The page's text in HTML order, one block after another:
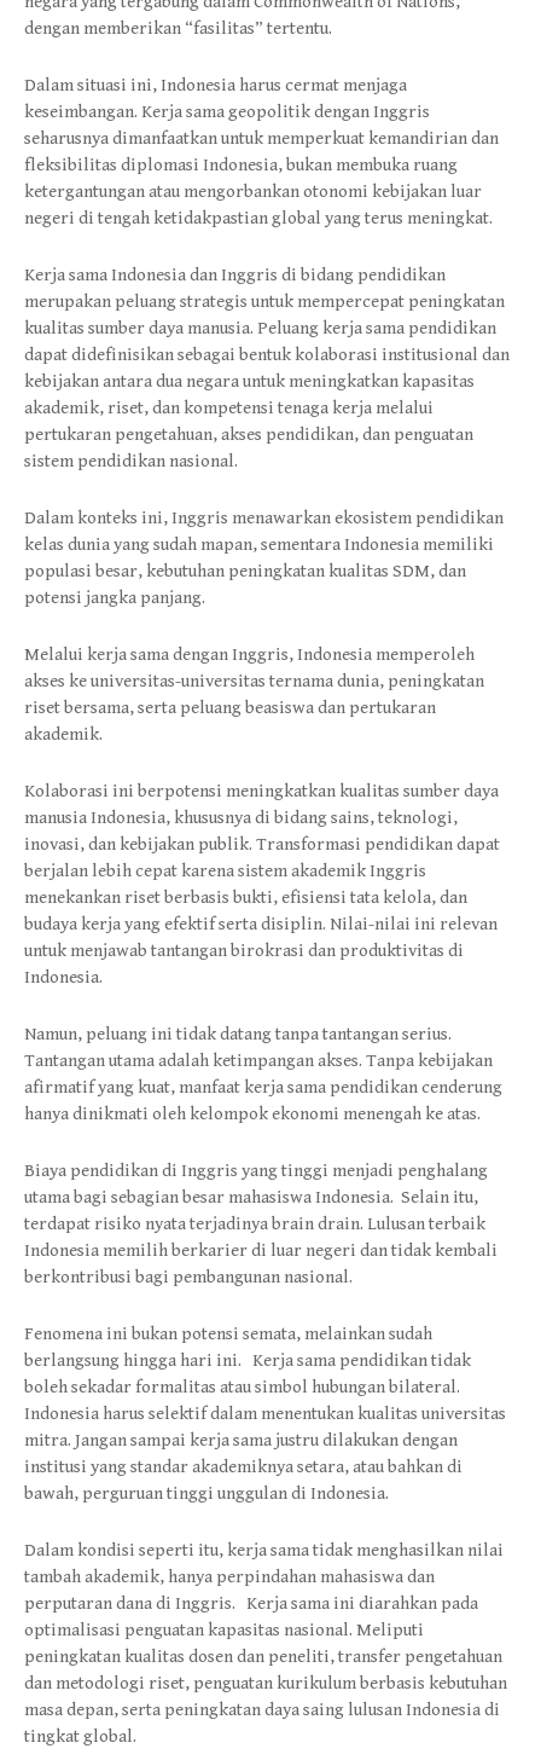
dengan memberikan “fasilitas” tertentu.
Dalam situasi ini, Indonesia harus cermat menjaga
keseimbangan. Kerja sama geopolitik dengan Inggris
seharusnya dimanfaatkan untuk memperkuat kemandirian dan
fleksibilitas diplomasi Indonesia, bukan membuka ruang
ketergantungan atau mengorbankan otonomi kebijakan luar
negeri di tengah ketidakpastian global yang terus meningkat.
Kerja sama Indonesia dan Inggris di bidang pendidikan
merupakan peluang strategis untuk mempercepat peningkatan
kualitas sumber daya manusia. Peluang kerja sama pendidikan
dapat didefinisikan sebagai bentuk kolaborasi institusional dan
kebijakan antara dua negara untuk meningkatkan kapasitas
akademik, riset, dan kompetensi tenaga kerja melalui
pertukaran pengetahuan, akses pendidikan, dan penguatan
sistem pendidikan nasional.
Dalam konteks ini, Inggris menawarkan ekosistem pendidikan
kelas dunia yang sudah mapan, sementara Indonesia memiliki
populasi besar, kebutuhan peningkatan kualitas SDM, dan
potensi jangka panjang.
Melalui kerja sama dengan Inggris, Indonesia memperoleh
akses ke universitas-universitas ternama dunia, peningkatan
riset bersama, serta peluang beasiswa dan pertukaran
akademik.
Kolaborasi ini berpotensi meningkatkan kualitas sumber daya
manusia Indonesia, khususnya di bidang sains, teknologi,
inovasi, dan kebijakan publik. Transformasi pendidikan dapat
berjalan lebih cepat karena sistem akademik Inggris
menekankan riset berbasis bukti, efisiensi tata kelola, dan
budaya kerja yang efektif serta disiplin. Nilai-nilai ini relevan
untuk menjawab tantangan birokrasi dan produktivitas di
Indonesia.
Namun, peluang ini tidak datang tanpa tantangan serius.
Tantangan utama adalah ketimpangan akses. Tanpa kebijakan
afirmatif yang kuat, manfaat kerja sama pendidikan cenderung
hanya dinikmati oleh kelompok ekonomi menengah ke atas.
Biaya pendidikan di Inggris yang tinggi menjadi penghalang
utama bagi sebagian besar mahasiswa Indonesia. Selain itu,
terdapat risiko nyata terjadinya brain drain. Lulusan terbaik
Indonesia memilih berkarier di luar negeri dan tidak kembali
berkontribusi bagi pembangunan nasional.
Fenomena ini bukan potensi semata, melainkan sudah
berlangsung hingga hari ini. Kerja sama pendidikan tidak
boleh sekadar formalitas atau simbol hubungan bilateral.
Indonesia harus selektif dalam menentukan kualitas universitas
mitra. Jangan sampai kerja sama justru dilakukan dengan
institusi yang standar akademiknya setara, atau bahkan di
bawah, perguruan tinggi unggulan di Indonesia.
Dalam kondisi seperti itu, kerja sama tidak menghasilkan nilai
tambah akademik, hanya perpindahan mahasiswa dan
perputaran dana di Inggris. Kerja sama ini diarahkan pada
optimalisasi penguatan kapasitas nasional. Meliputi
peningkatan kualitas dosen dan peneliti, transfer pengetahuan
dan metodologi riset, penguatan kurikulum berbasis kebutuhan
masa depan, serta peningkatan daya saing lulusan Indonesia di
tingkat global.